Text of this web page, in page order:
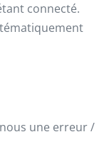
connecté.
une erreur /